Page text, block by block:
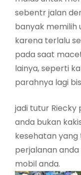
sebentr jalan
banyak memilih
karena terlalu
pada saat
lainya, seperti
parahnya lagi
jadi tutur
anda bukan
kesehatan
perjalanan
mobil anda.